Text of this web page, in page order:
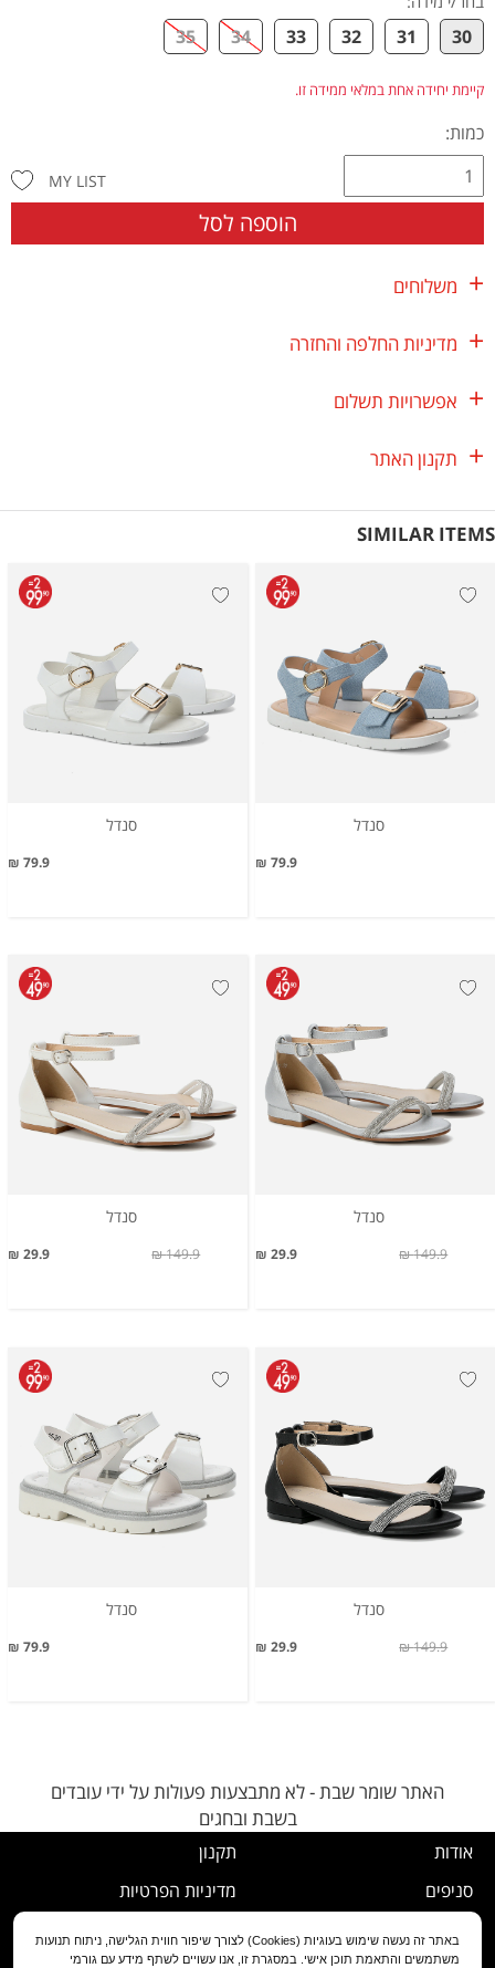
30
31
32
33
34
35
קיימת יחידה אחת במלאי ממידה זו.
כמות:
הוספה לסל
MY LIST
משלוחים
מדיניות החלפה והחזרה
אפשרויות תשלום
תקנון האתר
SIMILAR ITEMS
סנדל
79.9 ₪
סנדל
79.9 ₪
סנדל
29.9 ₪ 149.9 ₪
סנדל
29.9 ₪ 149.9 ₪
סנדל
29.9 ₪ 149.9 ₪
סנדל
79.9 ₪
האתר שומר שבת - לא מתבצעות פעולות על ידי עובדים
בשבת ובחגים
אודות
סניפים
תקנון
מדיניות הפרטיות
נוהל ביטול עסקה
באתר זה נעשה שימוש בעוגיות (Cookies) לצורך שיפור חווית הגלישה, ניתוח תנועות
משתמשים והתאמת תוכן אישי. במסגרת זו, אנו עשויים לשתף מידע עם גורמי